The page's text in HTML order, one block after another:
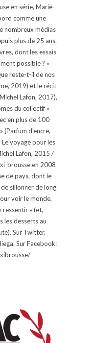
en série, Marie-
comme une
nombreux médias
plus de 25 ans.
dont les essais
possible ? »
reste-t-il de nos
2019) et le récit
Lafon, 2017),
du collectif «
en plus de 100
(Parfum d'encre,
voyage pour les
Lafon, 2015 /
brousse en 2008
de pays, dont le
sillonner de long
voir le monde,
ressentir » (et,
les desserts au
Sur Twitter,
Sur Facebook: